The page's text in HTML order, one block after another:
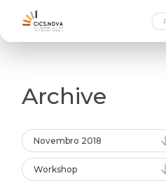
Archive
Novembro 2018
Workshop